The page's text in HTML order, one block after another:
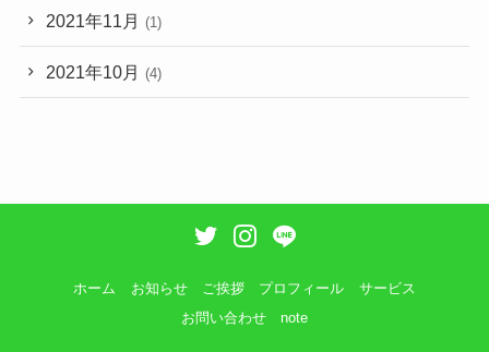
2021年11月 (1)
2021年10月 (4)
ホーム お知らせ ご挨拶 プロフィール
サービス
お問い合わせ
note